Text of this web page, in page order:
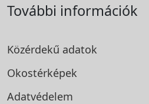
További információk
Közérdekű adatok
Okostérképek
Adatvédelem